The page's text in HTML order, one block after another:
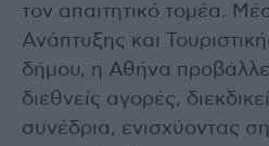
τον απαιτητικό τομέα.
Ανάπτυξης και
δήμου, η Αθήνα
διεθνείς αγορές,
συνέδρια, ενισχύοντας